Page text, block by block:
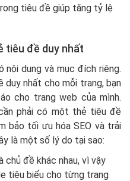
tiêu đề giúp tăng tỷ lệ
tiêu đề duy nhất
dung và mục đích riêng.
nhất cho mỗi trang, bạn
cho trang web của mình.
phải có một thẻ tiêu đề
bảo tối ưu hóa SEO và trải
là một số lý do tại sao:
chủ đề khác nhau, vì vậy
tiêu biểu cho từng trang